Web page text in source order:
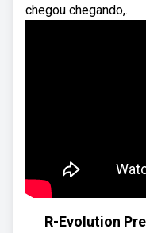
chegou chegando,.
R-Evolution